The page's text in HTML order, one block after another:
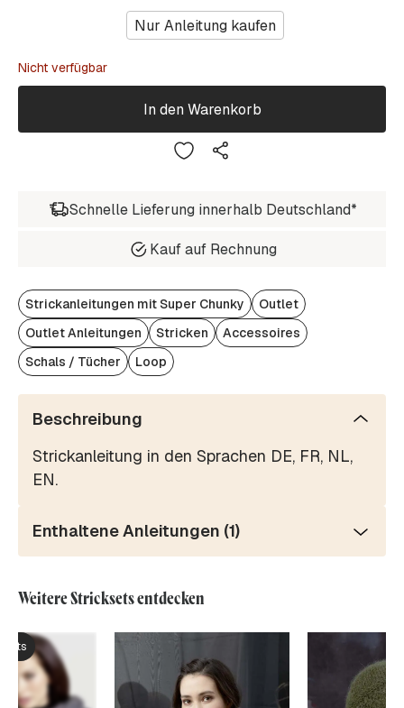
Nur Anleitung kaufen
Nicht verfügbar
In den Warenkorb
Schnelle Lieferung innerhalb Deutschland*
Kauf auf Rechnung
Strickanleitungen mit Super Chunky
Outlet
Outlet Anleitungen
Stricken
Accessoires
Schals / Tücher
Loop
Beschreibung
Strickanleitung in den Sprachen DE, FR, NL,
EN.
Enthaltene Anleitungen (1)
Weitere Stricksets entdecken